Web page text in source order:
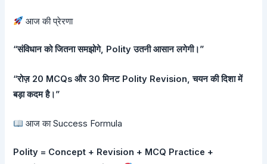
आज की प्रेरणा
“संविधान को जितना समझोगे, Polity उतनी आसान लगेगी।”
“रोज़ 20 MCQs और 30 मिनट Polity Revision, चयन की दिशा में
बड़ा कदम है।”
आज का Success Formula
Polity = Concept + Revision + MCQ Practice +